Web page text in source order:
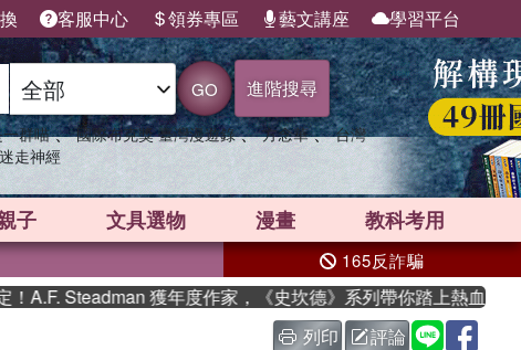
客服中心 領券專區 藝文講座 學習平台
GO 進階搜尋
群喵 、 國際布克獎 臺灣漫遊錄 、 方念華 、 台灣
走神經
子 文具選物 漫畫 教科考用
165反詐騙
Steadman 獲年度作家，《史坎德》系列帶你踏上熱血奇幻旅程
列印 評論